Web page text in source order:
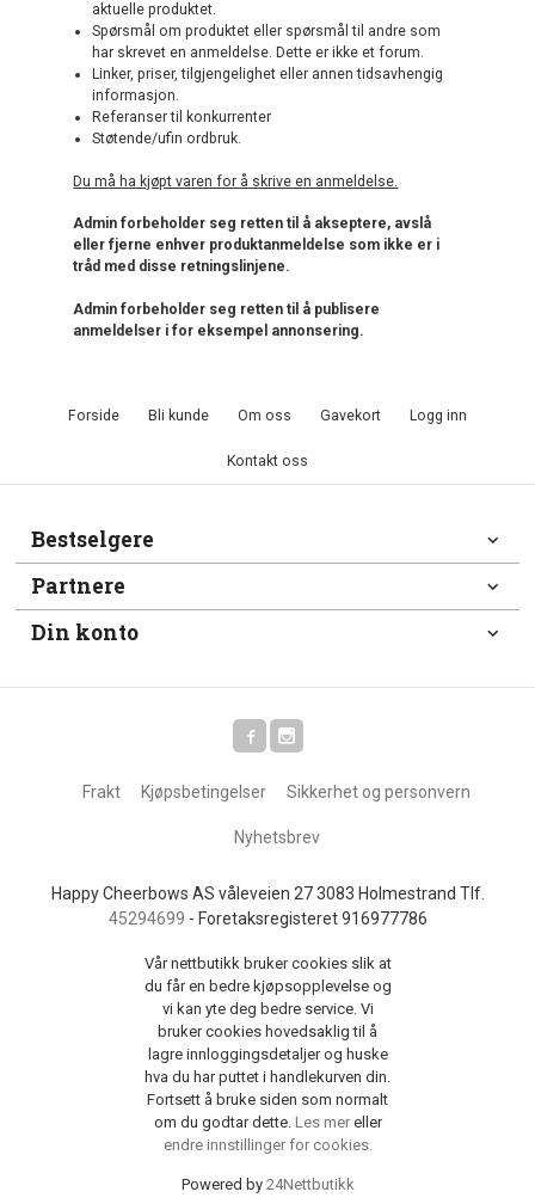
aktuelle produktet.
Spørsmål om produktet eller spørsmål til andre som
har skrevet en anmeldelse. Dette er ikke et forum.
Linker, priser, tilgjengelighet eller annen tidsavhengig
informasjon.
Referanser til konkurrenter
Støtende/ufin ordbruk.
Du må ha kjøpt varen for å skrive en anmeldelse.
Admin forbeholder seg retten til å akseptere, avslå
eller fjerne enhver produktanmeldelse som ikke er i
tråd med disse retningslinjene.
Admin forbeholder seg retten til å publisere
anmeldelser i for eksempel annonsering.
Forside Bli kunde Om oss Gavekort Logg inn
Kontakt oss
Bestselgere
Partnere
Din konto
Frakt Kjøpsbetingelser Sikkerhet og personvern
Nyhetsbrev
Happy Cheerbows AS våleveien 27 3083 Holmestrand Tlf.
45294699 - Foretaksregisteret 916977786
Vår nettbutikk bruker cookies slik at
du får en bedre kjøpsopplevelse og
vi kan yte deg bedre service. Vi
bruker cookies hovedsaklig til å
lagre innloggingsdetaljer og huske
hva du har puttet i handlekurven din.
Fortsett å bruke siden som normalt
om du godtar dette. Les mer eller
endre innstillinger for cookies.
Powered by 24Nettbutikk